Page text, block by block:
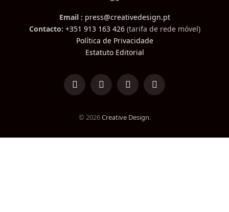
Email : press@creativedesign.pt
Contacto: +351 913 163 426(tarifa de rede móvel)
Política de Privacidade
Estatuto Editorial
LinkedInFacebookInstagramTikTok
© 2026Creative Design.